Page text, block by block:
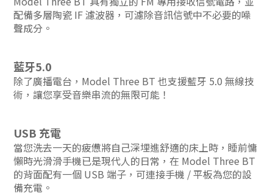
配備多層陶瓷 IF 濾波器，可濾除音訊信號中不必要的噪
聲成分。
藍牙5.0
除了廣播電台，Model Three BT 也支援藍牙 5.0 無線技
術，讓您享受音樂串流的無限可能！
USB 充電
當您洗去一天的疲憊將自己深埋進舒適的床上時，睡前慵
懶時光滑滑手機已是現代人的日常，在 Model Three BT
的背面配有一個 USB 端子，可連接手機 / 平板為您的設
備充電。